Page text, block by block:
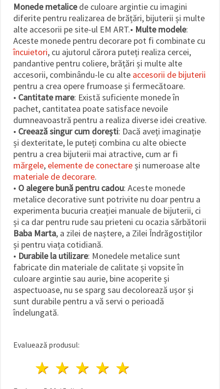
Monede metalicede culoare argintie cu imagini
diferite pentru realizarea de brățări, bijuterii și multe
alte accesorii pe site-ul EM ART.• Multe modele:
Aceste monede pentru decorare pot fi combinate cu
încuietori, cu ajutorul cărora puteți realiza cercei,
pandantive pentru coliere, brățări și multe alte
accesorii, combinându-le cu alte accesorii de bijuterii
pentru a crea opere frumoase și fermecătoare.
• Cantitate mare: Există suficiente monede în
pachet, cantitatea poate satisface nevoile
dumneavoastră pentru a realiza diverse idei creative.
• Creează singur cum dorești: Dacă aveți imaginație
și dexteritate, le puteți combina cu alte obiecte
pentru a crea bijuterii mai atractive, cum ar fi
mărgele, elemente de conectareși numeroase alte
materiale de decorare.
• O alegere bună pentru cadou: Aceste monede
metalice decorative sunt potrivite nu doar pentru a
experimenta bucuria creației manuale de bijuterii, ci
și ca dar pentru rude sau prieteni cu ocazia sărbătorii
Baba Marta, a zilei de naștere, a Zilei Îndrăgostiților
și pentru viața cotidiană.
• Durabile la utilizare: Monedele metalice sunt
fabricate din materiale de calitate și vopsite în
culoare argintie sau aurie, bine acoperite și
aspectuoase, nu se sparg sau decolorează ușor și
sunt durabile pentru a vă servi o perioadă
îndelungată.
Evaluează produsul:
4 stele
3 stele
2 stele
1 stea